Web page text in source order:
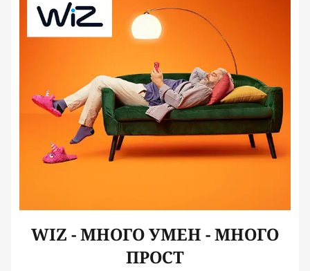
WIZ - МНОГО УМЕН - МНОГО
ПРОСТ